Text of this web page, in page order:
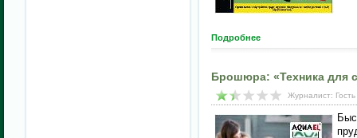
Подробнее
Брошюра: «Техника для
Журналист: